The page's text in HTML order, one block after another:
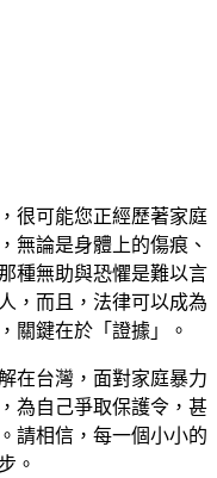
很可能您正經歷著家庭
無論是身體上的傷痕、
種無助與恐懼是難以言
，而且，法律可以成為
關鍵在於「證據」。
在台灣，面對家庭暴力
為自己爭取保護令，甚
請相信，每一個小小的
。